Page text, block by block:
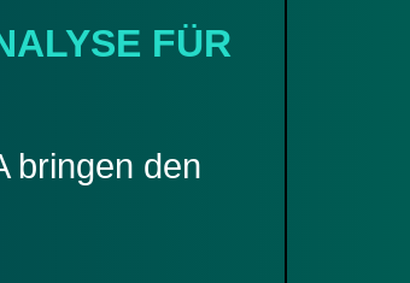
FÜR
bringen den